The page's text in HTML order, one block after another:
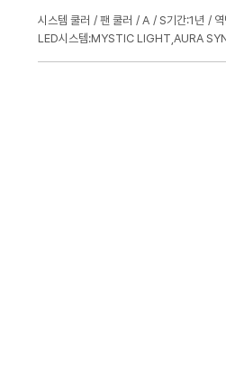
시스템 쿨러 팬 쿨러 A S기간:1년
LED시스템:MYSTIC LIGHT,AURA